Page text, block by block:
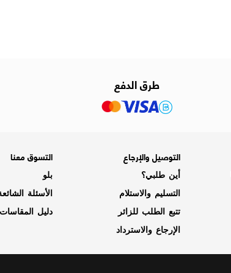
طرق الدفع
التوصيل والإرجاع
أين طلبي؟
التسليم والاستلام
تتبع الطلب للزائر
الإرجاع والاسترداد
التسوق معنا
بلو
الأسئلة
دليل المقاسات